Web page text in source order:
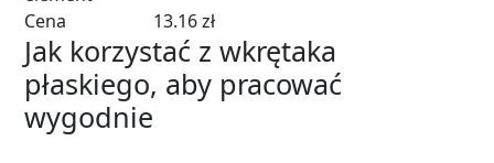
Cena
13.16 zł
Jak korzystać z wkrętaka
płaskiego, aby pracować
wygodnie